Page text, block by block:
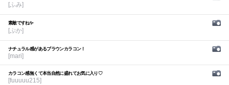
[ふみ]
素敵ですね✨
[ぷか]
ナチュラル感があるブラウンカラコン！
[mari]
カラコン感無くて本当自然に盛れてお気に入り♡
[fuuuuu215]